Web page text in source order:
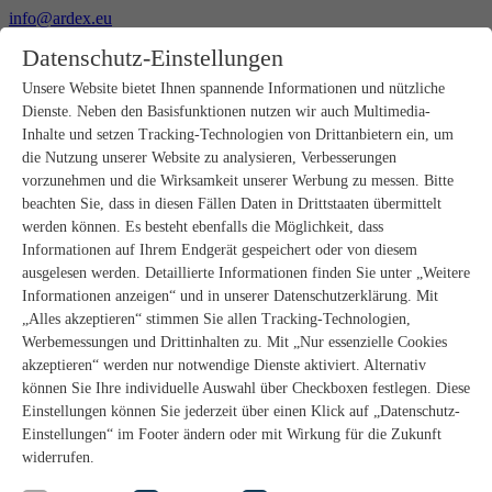
info@ardex.eu
Deutsch
Produkte
Produktübersicht
Rohbau
Estrichverlegung
Untergrundvorbereitung
Bodenspachtelmassen
Abdichtungen
Fliesenkleber
Fugenmörtel
Fugendichtstoffe
Montagekleber
Natursteinverlegung
Bodenbelags- und Parkettklebstoffe
Wandspachtelmassen
Zubehör
PANDOMO®
Datenschutz-Einstellungen
Unsere Website bietet Ihnen spannende Informationen und nützliche
Dienste. Neben den Basisfunktionen nutzen wir auch Multimedia-
Inhalte und setzen Tracking-Technologien von Drittanbietern ein, um
die Nutzung unserer Website zu analysieren, Verbesserungen
vorzunehmen und die Wirksamkeit unserer Werbung zu messen. Bitte
beachten Sie, dass in diesen Fällen Daten in Drittstaaten übermittelt
werden können. Es besteht ebenfalls die Möglichkeit, dass
Informationen auf Ihrem Endgerät gespeichert oder von diesem
ausgelesen werden. Detaillierte Informationen finden Sie unter „Weitere
Informationen anzeigen“ und in unserer Datenschutzerklärung. Mit
„Alles akzeptieren“ stimmen Sie allen Tracking-Technologien,
Werbemessungen und Drittinhalten zu. Mit „Nur essenzielle Cookies
akzeptieren“ werden nur notwendige Dienste aktiviert. Alternativ
können Sie Ihre individuelle Auswahl über Checkboxen festlegen. Diese
Einstellungen können Sie jederzeit über einen Klick auf „Datenschutz-
Einstellungen“ im Footer ändern oder mit Wirkung für die Zukunft
widerrufen.